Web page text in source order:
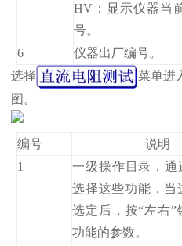
HV：显示仪器当
号。
6
仪器出厂编号。
选择
菜单进
图。
编号
说明
1
一级操作目录，通
选择这些功能，当
选定后，按“左右”
功能的参数。